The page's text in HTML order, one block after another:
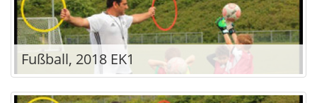
Fußball, 2018 EK1